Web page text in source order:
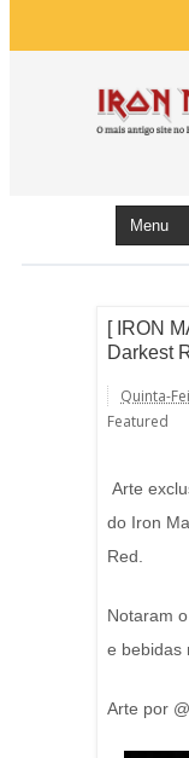
[ IRON
Darkest
Quinta-
Featured
Arte
do Iron
Red.
Notaram
e bebidas
Arte por